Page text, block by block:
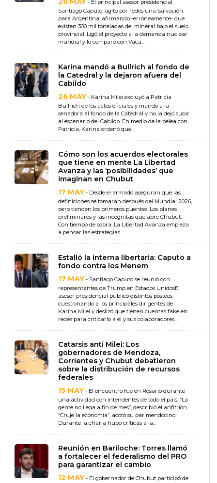
- El principal asesor presidencial,
Santiago Caputo, agitó por redes una ‘salvación
para Argentina’ afirmando -erróneamente- que
existen 300 mil toneladas del mineral bajo el suelo
provincial. Ligó el proyecto a la demanda nuclear
mundial y lo comparó con Vaca...
Karina mandó a Bullrich al fondo de
la Catedral y la dejaron afuera del
Cabildo
26 MAY - Karina Milei excluyó a Patricia
Bullrich de los actos oficiales y mandó a la
senadora al fondo de la Catedral y no la dejó subir
al escenario del Cabildo. En medio de la pelea con
Patricia, Karina ordenó que...
Cómo son los acuerdos electorales
que tiene en mente La Libertad
Avanza y las ‘posibilidades’ que
imaginan en Chubut
17 MAY - Desde el armado aseguran que las
definiciones se tomarán después del Mundial 2026,
pero tienden los primeros puentes. Los planes
preliminares y las incógnitas que abre Chubut.
Con tiempo de sobra, La Libertad Avanza empieza
a pensar las estrategias...
Estalló la interna libertaria: Caputo a
fondo contra los Menem
17 MAY - Santiago Caputo se reunió con
representantes de Trump en Estados UnidosEl
asesor presidencial publicó distintos posteos
cuestionando a los principales dirigentes de
Karina Milei y deslizó que tienen cuentas fake en
redes para criticarlo a él y sus colaboradores....
Catarsis anti Milei: Los
gobernadores de Mendoza,
Corrientes y Chubut debatieron
sobre la distribución de recursos
federales
15 MAY - El encuentro fue en Rosario durante
una actividad con intendentes de todo el país. “La
gente no llega a fin de mes”, describió el anfitrión.
“Cruje la economía”, acotó su par mendocino
Durante la charla hubo críticas a la...
Reunión en Bariloche: Torres llamó
a fortalecer el federalismo del PRO
para garantizar el cambio
12 MAY - El gobernador de Chubut participó de